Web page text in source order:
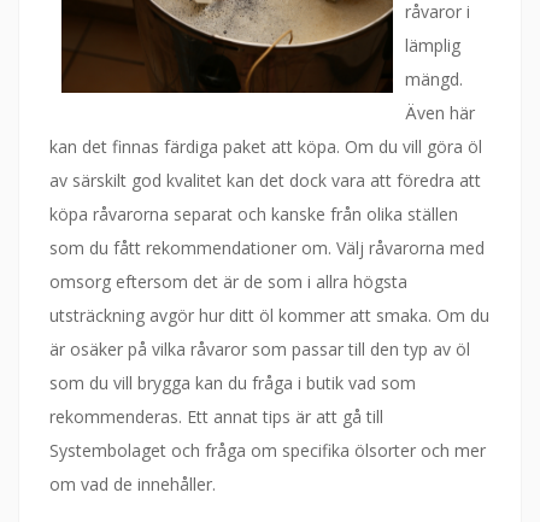
råvaror i
lämplig
mängd.
Även här
kan det finnas färdiga paket att köpa. Om du vill göra öl
av särskilt god kvalitet kan det dock vara att föredra att
köpa råvarorna separat och kanske från olika ställen
som du fått rekommendationer om. Välj råvarorna med
omsorg eftersom det är de som i allra högsta
utsträckning avgör hur ditt öl kommer att smaka. Om du
är osäker på vilka råvaror som passar till den typ av öl
som du vill brygga kan du fråga i butik vad som
rekommenderas. Ett annat tips är att gå till
Systembolaget och fråga om specifika ölsorter och mer
om vad de innehåller.